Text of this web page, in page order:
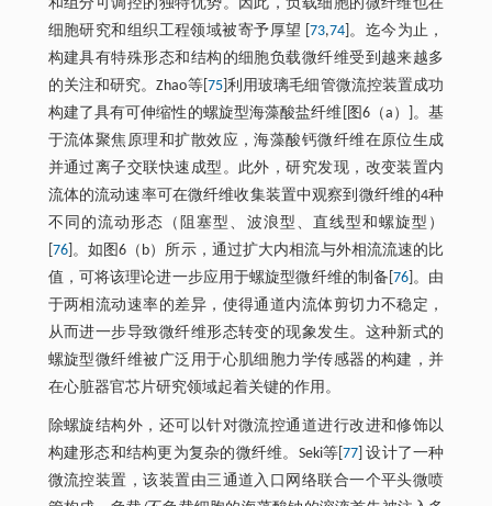
和组分可调控的独特优势。因此，负载细胞的微纤维也在
细胞研究和组织工程领域被寄予厚望 [ 73,74]。迄今为止，
构建具有特殊形态和结构的细胞负载微纤维受到越来越多
的关注和研究。Zhao等[ 75]利用玻璃毛细管微流控装置成功
构建了具有可伸缩性的螺旋型海藻酸盐纤维[图6（a）]。基
于流体聚焦原理和扩散效应，海藻酸钙微纤维在原位生成
并通过离子交联快速成型。此外，研究发现，改变装置内
流体的流动速率可在微纤维收集装置中观察到微纤维的4种
不同的流动形态（阻塞型、波浪型、直线型和螺旋型）
76]。如图6（b）所示，通过扩大内相流与外相流流速的比
值，可将该理论进一步应用于螺旋型微纤维的制备[76 ]。由
于两相流动速率的差异，使得通道内流体剪切力不稳定，
从而进一步导致微纤维形态转变的现象发生。这种新式的
螺旋型微纤维被广泛用于心肌细胞力学传感器的构建，并
在心脏器官芯片研究领域起着关键的作用。
除螺旋结构外，还可以针对微流控通道进行改进和修饰以
构建形态和结构更为复杂的微纤维。Seki等[77 ] 设计了一种
微流控装置，该装置由三通道入口网络联合一个平头微喷